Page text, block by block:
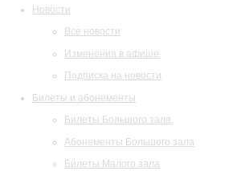
Новости
Все новости
Изменения в афише
Подписка на новости
Билеты и абонементы
Билеты Большого зала
Абонементы Большого зала
Билеты Малого зала